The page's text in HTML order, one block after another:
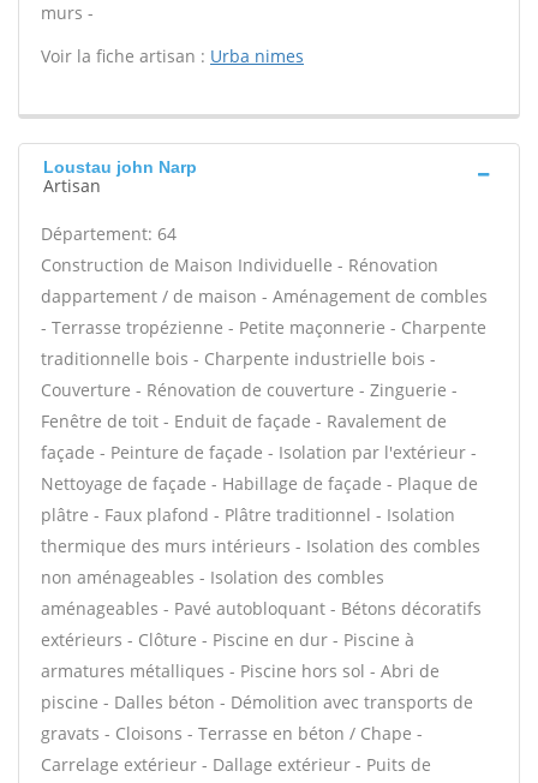
murs -
Voir la fiche artisan : Urba nimes
Loustau john Narp
Artisan
Département: 64
Construction de Maison Individuelle - Rénovation
dappartement / de maison - Aménagement de combles
- Terrasse tropézienne - Petite maçonnerie - Charpente
traditionnelle bois - Charpente industrielle bois -
Couverture - Rénovation de couverture - Zinguerie -
Fenêtre de toit - Enduit de façade - Ravalement de
façade - Peinture de façade - Isolation par l'extérieur -
Nettoyage de façade - Habillage de façade - Plaque de
plâtre - Faux plafond - Plâtre traditionnel - Isolation
thermique des murs intérieurs - Isolation des combles
non aménageables - Isolation des combles
aménageables - Pavé autobloquant - Bétons décoratifs
extérieurs - Clôture - Piscine en dur - Piscine à
armatures métalliques - Piscine hors sol - Abri de
piscine - Dalles béton - Démolition avec transports de
gravats - Cloisons - Terrasse en béton / Chape -
Carrelage extérieur - Dallage extérieur - Puits de